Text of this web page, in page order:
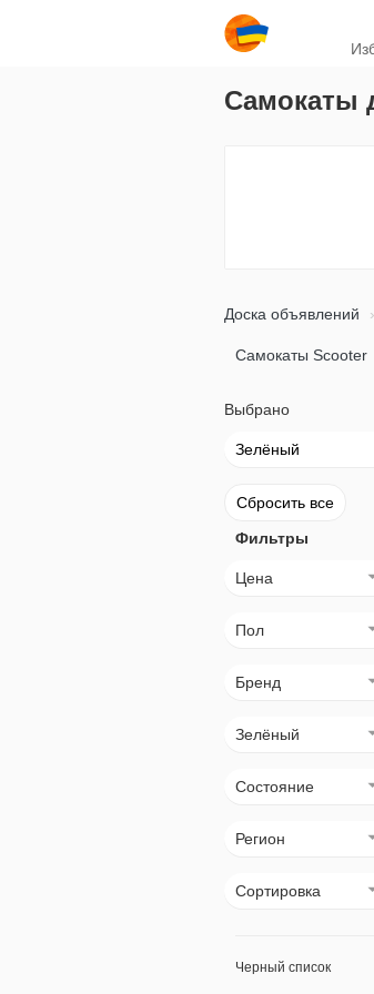
Самокаты
Доска объявлений
Самокаты Scooter
Выбрано
Зелёный
Сбросить все
Фильтры
Цена
Пол
Бренд
Зелёный
Состояние
Регион
Сортировка
Черный список